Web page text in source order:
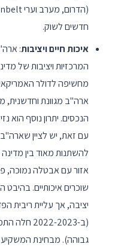
חדשים לשוק.
איכות חיים ויציבות:
המרכזיות ויציבות של
מחשיפה לדולר
ארה"ב מגוונת וחדשנית,
הנכסים. יתרון נוסף הוא
עם זאת, יש לציין שארה"ב
להשתנות מאוד בין
אזור עם אבטלה נמוכה,
שוכרים איכותיים.
יציבה, אך עליית ריבית
(ב-2022-
גבוהה). מבחינת